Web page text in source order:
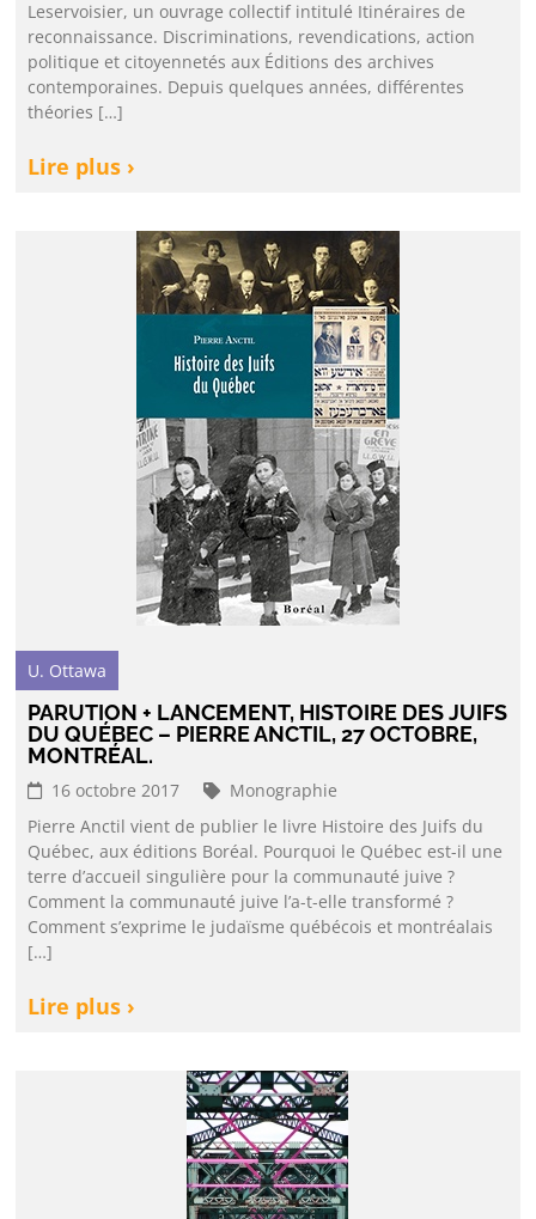
Leservoisier, un ouvrage collectif intitulé Itinéraires de
reconnaissance. Discriminations, revendications, action
politique et citoyennetés aux Éditions des archives
contemporaines. Depuis quelques années, différentes
théories […]
Lire plus ›
U. Ottawa
PARUTION + LANCEMENT, HISTOIRE DES JUIFS
DU QUÉBEC – PIERRE ANCTIL, 27 OCTOBRE,
MONTRÉAL.
16 octobre 2017
Monographie
Pierre Anctil vient de publier le livre Histoire des Juifs du
Québec, aux éditions Boréal. Pourquoi le Québec est-il une
terre d’accueil singulière pour la communauté juive ?
Comment la communauté juive l’a-t-elle transformé ?
Comment s’exprime le judaïsme québécois et montréalais
[…]
Lire plus ›